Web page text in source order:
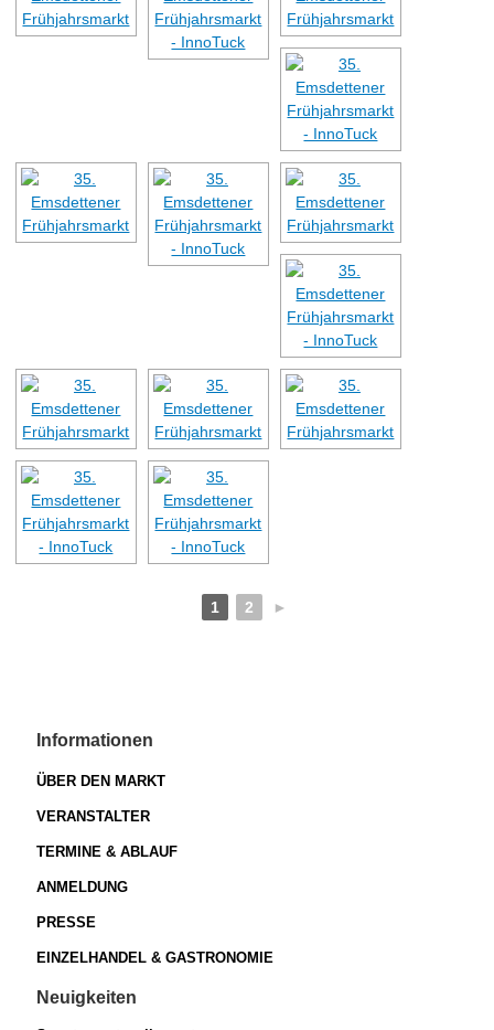
1 2 ►
Informationen
ÜBER DEN MARKT
VERANSTALTER
TERMINE & ABLAUF
ANMELDUNG
PRESSE
EINZELHANDEL & GASTRONOMIE
Neuigkeiten